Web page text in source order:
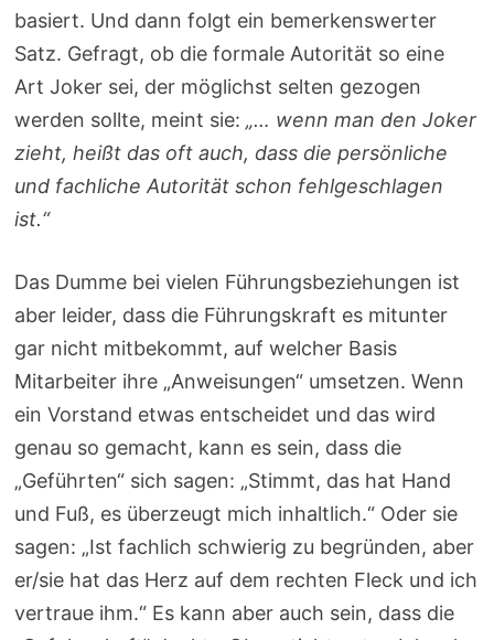
basiert. Und dann folgt ein bemerkenswerter
Satz. Gefragt, ob die formale Autorität so eine
Art Joker sei, der möglichst selten gezogen
werden sollte, meint sie:„… wenn man den Joker
zieht, heißt das oft auch, dass die persönliche
und fachliche Autorität schon fehlgeschlagen
ist.“
Das Dumme bei vielen Führungsbeziehungen ist
aber leider, dass die Führungskraft es mitunter
gar nicht mitbekommt, auf welcher Basis
Mitarbeiter ihre „Anweisungen“ umsetzen. Wenn
ein Vorstand etwas entscheidet und das wird
genau so gemacht, kann es sein, dass die
„Geführten“ sich sagen: „Stimmt, das hat Hand
und Fuß, es überzeugt mich inhaltlich.“ Oder sie
sagen: „Ist fachlich schwierig zu begründen, aber
er/sie hat das Herz auf dem rechten Fleck und ich
vertraue ihm.“ Es kann aber auch sein, dass die